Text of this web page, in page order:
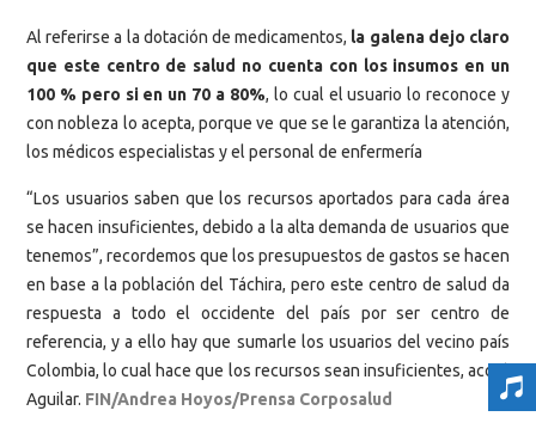
Al referirse a la dotación de medicamentos, la galena dejo claro
que este centro de salud no cuenta con los insumos en un
100 % pero si en un 70 a 80%, lo cual el usuario lo reconoce y
con nobleza lo acepta, porque ve que se le garantiza la atención,
los médicos especialistas y el personal de enfermería
“Los usuarios saben que los recursos aportados para cada área
se hacen insuficientes, debido a la alta demanda de usuarios que
tenemos”, recordemos que los presupuestos de gastos se hacen
en base a la población del Táchira, pero este centro de salud da
respuesta a todo el occidente del país por ser centro de
referencia, y a ello hay que sumarle los usuarios del vecino país
Colombia, lo cual hace que los recursos sean insuficientes, acotó
Aguilar. FIN/Andrea Hoyos/Prensa Corposalud